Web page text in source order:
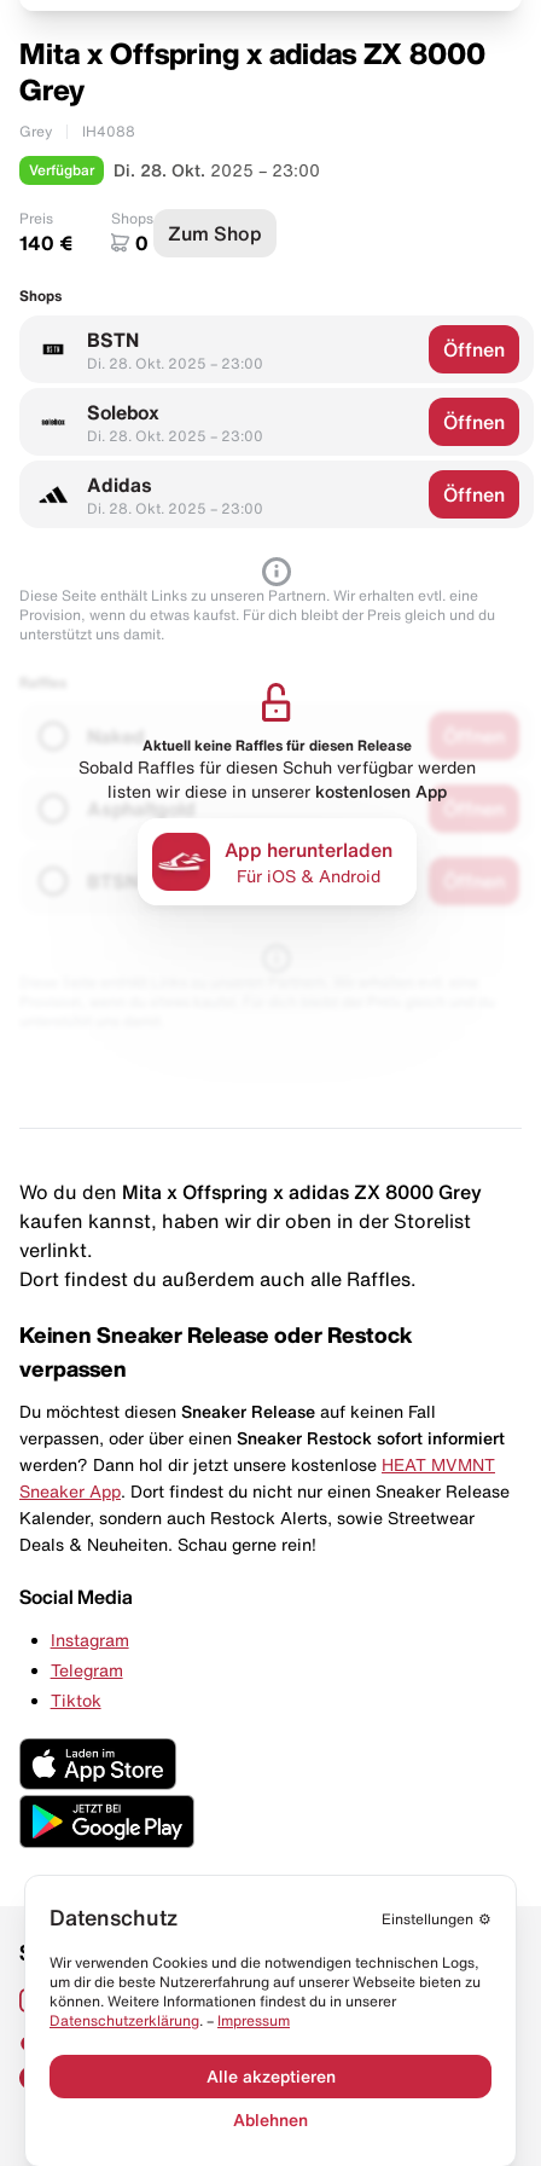
Mita x Offspring x adidas ZX 8000
Grey
Grey IH4088
Verfügbar Di. 28. Okt. 2025 – 23:00
Preis
140 €
Shops
0 Zum Shop
Shops
BSTN
Di. 28. Okt. 2025 – 23:00
Öffnen
Solebox
Di. 28. Okt. 2025 – 23:00
Öffnen
Adidas
Di. 28. Okt. 2025 – 23:00
Öffnen
Diese Seite enthält Links zu unseren Partnern. Wir erhalten evtl. eine
Provision, wenn du etwas kaufst. Für dich bleibt der Preis gleich und du
unterstützt uns damit.
Naked
Asphaltgold
Aktuell keine Raffles für diesen Release
Sobald Raffles für diesen Schuh verfügbar werden
listen wir diese in unserer kostenlosen App
App herunterladen
Für iOS & Android
Wo du den Mita x Offspring x adidas ZX 8000 Grey
kaufen kannst, haben wir dir oben in der Storelist
verlinkt.
Dort findest du außerdem auch alle Raffles.
Keinen Sneaker Release oder Restock
verpassen
Du möchtest diesen Sneaker Release auf keinen Fall
verpassen, oder über einen Sneaker Restock sofort informiert
werden? Dann hol dir jetzt unsere kostenlose HEAT MVMNT
Sneaker App. Dort findest du nicht nur einen Sneaker Release
Kalender, sondern auch Restock Alerts, sowie Streetwear
Deals & Neuheiten. Schau gerne rein!
Social Media
Instagram
Telegram
Tiktok
Social Media
Instagram Sneaker Lexikon
Resell Guide
Datenschutz
Impressum
Datenschutz Einstellungen ⚙️
Wir verwenden Cookies und die notwendigen technischen Logs,
um dir die beste Nutzererfahrung auf unserer Webseite bieten zu
können. Weitere Informationen findest du in unserer
Datenschutzerklärung. – Impressum
Alle akzeptieren
Ablehnen